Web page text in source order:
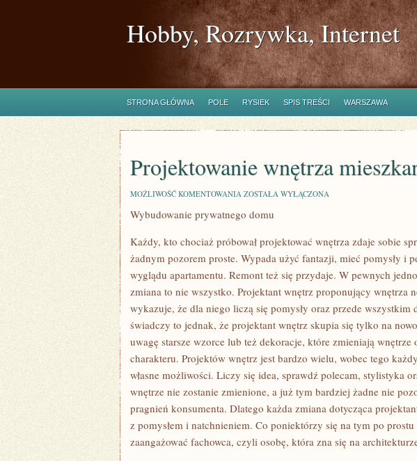
Hobby, Rozrywka, Internet
STRONA GŁÓWNA POLE RYSIEK SPIS TREŚCI WARSZAWA
Projektowanie wnętrza
MOŻLIWOŚĆ KOMENTOWANIA PROJEKTOWANIE
MIESZKANIA
ZOSTAŁA WYŁĄCZONA
Wybudowanie prywatnego domu
Każdy, kto chociaż próbował projektować wnętrza zdaje sobie
żadnym pozorem proste. Wypada użyć fantazji, mieć pomysły i
wyglądu apartamentu. Remont też się przydaje. W pewnych
zmiana to nie wszystko. Projektant wnętrz proponujący wnętrza
wykazuje, że dla niego liczą się pomysły oraz przede wszystkim
świadczy to jednak, że projektant wnętrz skupia się tylko na
uwagę starsze wzorce lub też dekoracje, które zmieniają wnętrze
charakteru. Projektów wnętrz jest bardzo wielu, wobec tego
własne możliwości. Liczy się idea, sprawdź polecam, stylistyka
wnętrze nie zostanie zmienione, a już tym bardziej żadne nie
pragnień konsumenta. Dlatego każda zmiana dotycząca
z pomysłem i natchnieniem. Co poniektórzy się na tym po
zaangażować fachowca, czyli osobę, która zna się na